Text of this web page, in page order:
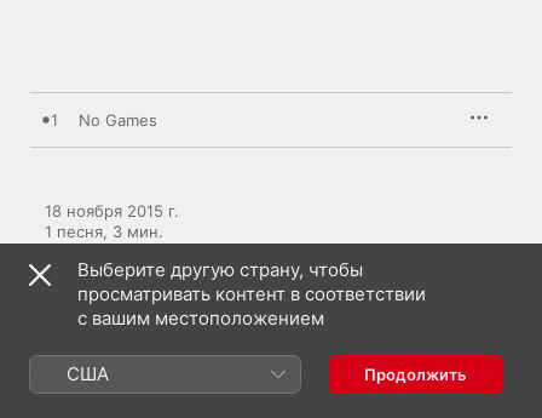
1 No Games
18 ноября 2015 г.
1 песня, 3 мин.
Albina Mango: еще
Выберите другую страну, чтобы
просматривать контент в соответствии
с вашим местоположением
США Продолжить